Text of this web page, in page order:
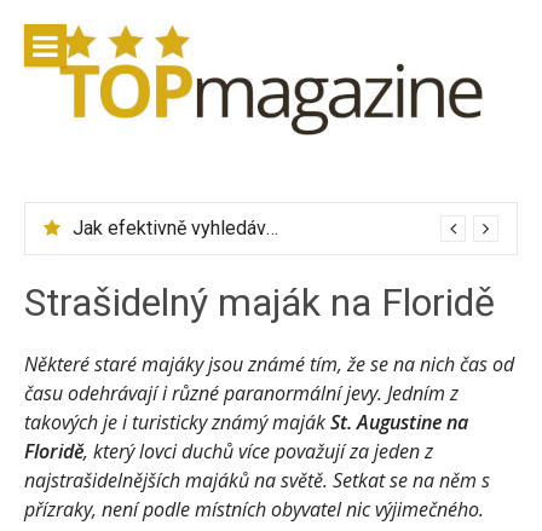
obsah
Jak efektivně vyhledávat letenky přes Skyscanner
Strašidelný maják na Floridě
Některé staré majáky jsou známé tím, že se na nich čas od
času odehrávají i různé paranormální jevy. Jedním z
takových je i turisticky známý majákSt. Augustine na
Floridě, který lovci duchů více považují za jeden z
najstrašidelnějších majáků na světě. Setkat se na něm s
přízraky, není podle místních obyvatel nic výjimečného.